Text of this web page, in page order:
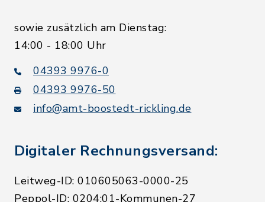
sowie zusätzlich am Dienstag:
14:00 - 18:00 Uhr
04393 9976-0
04393 9976-50
info@amt-boostedt-rickling.de
Digitaler Rechnungsversand:
Leitweg-ID: 010605063-0000-25
Peppol-ID: 0204:01-Kommunen-27